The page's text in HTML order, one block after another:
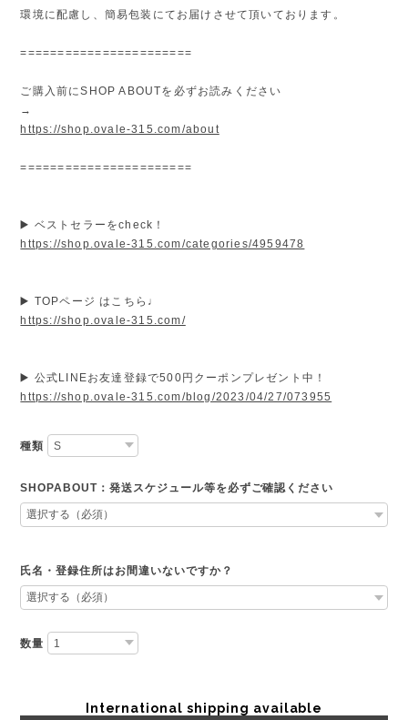
環境に配慮し、簡易包装にてお届けさせて頂いております。
=======================
ご購入前にSHOP ABOUTを必ずお読みください
→
https://shop.ovale-315.com/about
=======================
▶️ ベストセラーをcheck！
https://shop.ovale-315.com/categories/4959478
▶️ TOPページ はこちら♩
https://shop.ovale-315.com/
▶️ 公式LINEお友達登録で500円クーポンプレゼント中！
https://shop.ovale-315.com/blog/2023/04/27/073955
種類
SHOPABOUT：発送スケジュール等を必ずご確認ください
氏名・登録住所はお間違いないですか？
数量
International shipping available